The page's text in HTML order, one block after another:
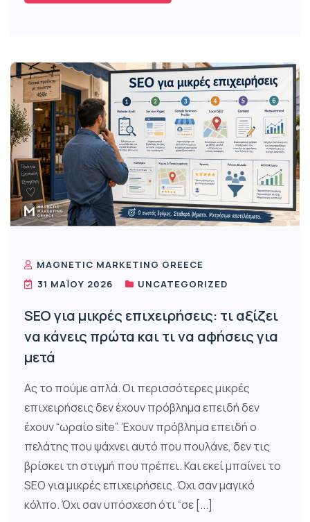
MAGNETIC MARKETING GREECE
31 ΜΑΪ́ΟΥ 2026
UNCATEGORIZED
SEO για μικρές επιχειρήσεις: τι αξίζει
να κάνεις πρώτα και τι να αφήσεις για
μετά
Ας το πούμε απλά. Οι περισσότερες μικρές
επιχειρήσεις δεν έχουν πρόβλημα επειδή δεν
έχουν “ωραίο site”. Έχουν πρόβλημα επειδή ο
πελάτης που ψάχνει αυτό που πουλάνε, δεν τις
βρίσκει τη στιγμή που πρέπει. Και εκεί μπαίνει το
SEO για μικρές επιχειρήσεις. Όχι σαν μαγικό
κόλπο. Όχι σαν υπόσχεση ότι “σε [...]